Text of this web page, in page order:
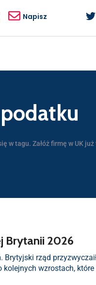
Napisz
w tagu. Załóż firmę w UK już
Brytanii 2026
rząd
wzrostach,